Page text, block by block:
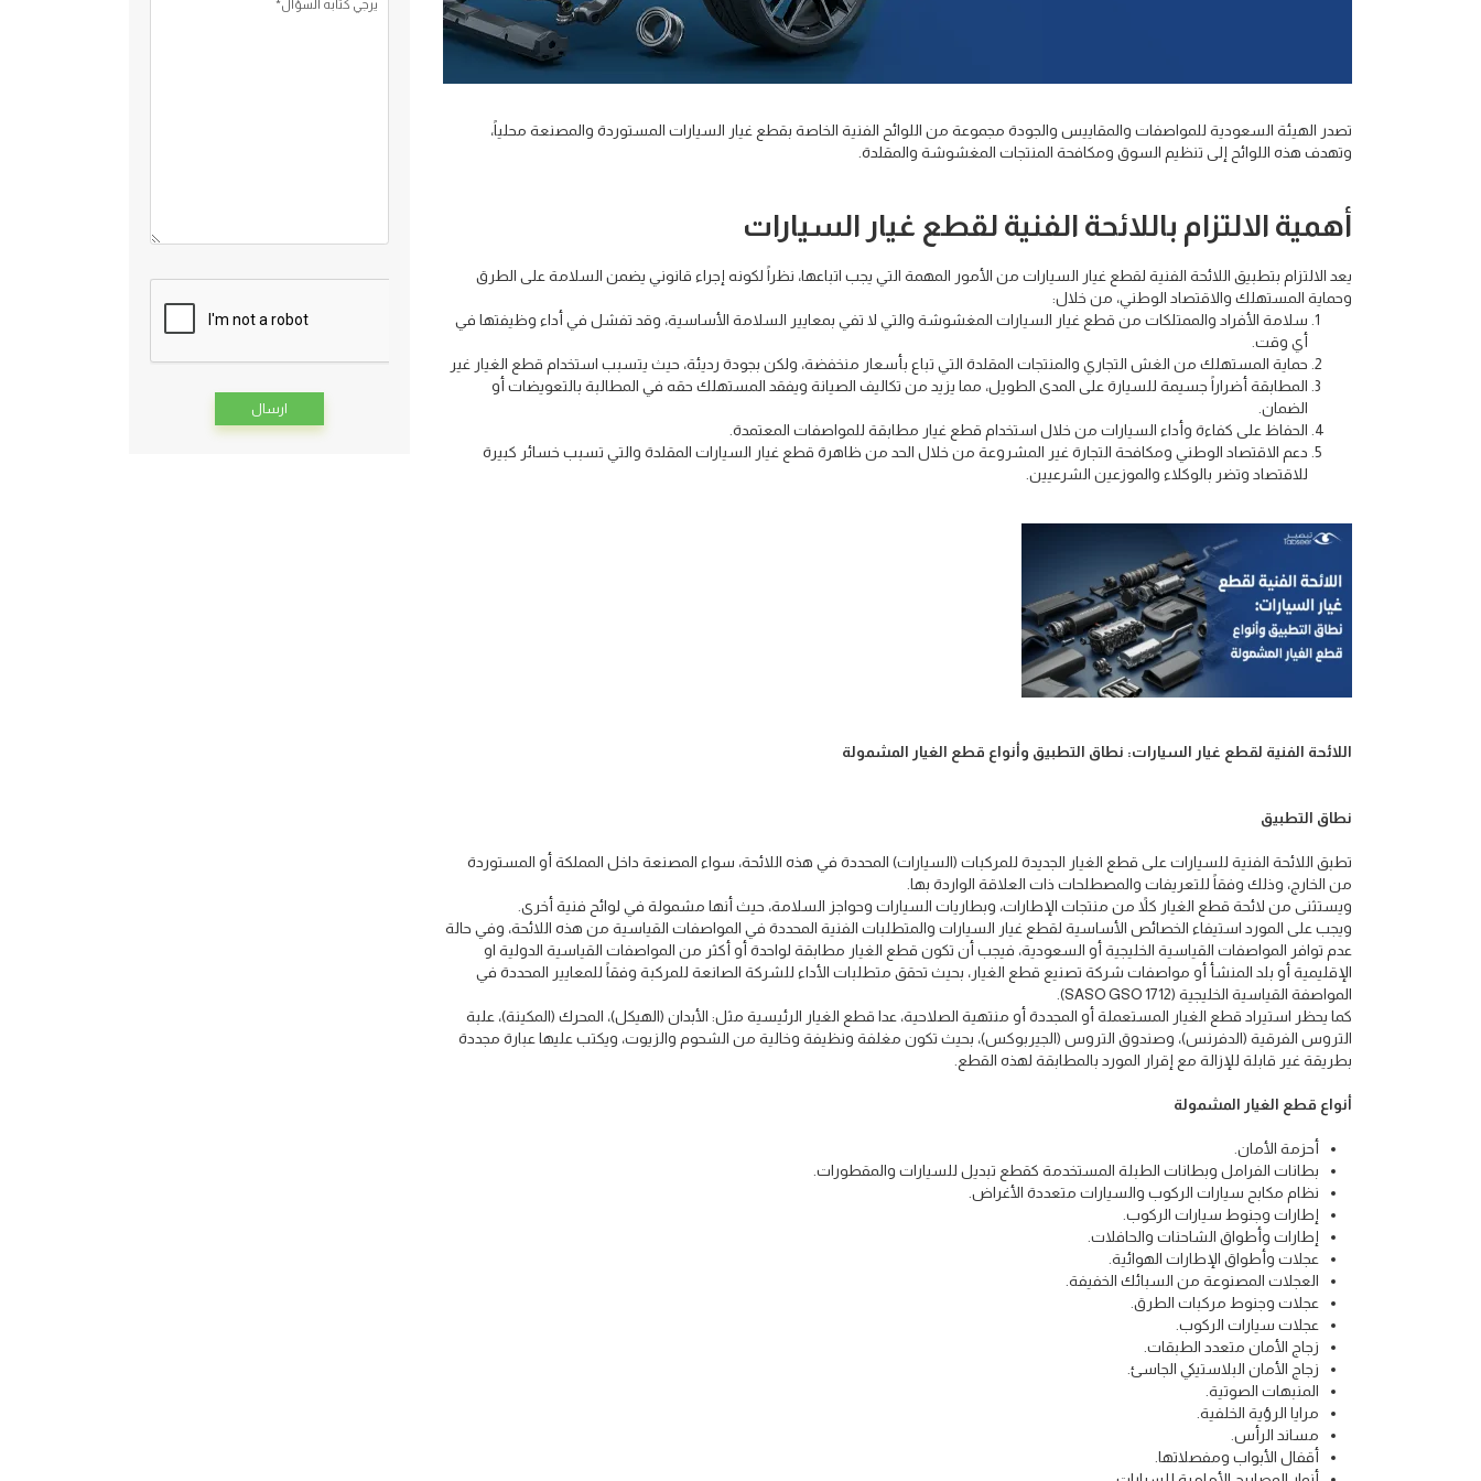
تصدر الهيئة السعودية للمواصفات والمقاييس والجودة مجموعة من اللوائح الفنية الخاصة بقطع غيار السيارات المستوردة والمصنعة محلياً،
وتهدف هذه اللوائح إلى تنظيم السوق ومكافحة المنتجات المغشوشة والمقلدة.
أهمية الالتزام باللائحة الفنية لقطع غيار السيارات
يعد الالتزام بتطبيق اللائحة الفنية لقطع غيار السيارات من الأمور المهمة التي يجب اتباعها، نظراً لكونه إجراء قانوني يضمن السلامة على الطرق
وحماية المستهلك والاقتصاد الوطني، من خلال:
سلامة الأفراد والممتلكات من قطع غيار السيارات المغشوشة والتي لا تفي بمعايير السلامة الأساسية، وقد تفشل في أداء وظيفتها في
أي وقت.
حماية المستهلك من الغش التجاري والمنتجات المقلدة التي تباع بأسعار منخفضة، ولكن بجودة رديئة، حيث يتسبب استخدام قطع الغيار غير
المطابقة أضراراً جسيمة للسيارة على المدى الطويل، مما يزيد من تكاليف الصيانة ويفقد المستهلك حقه في المطالبة بالتعويضات أو
الضمان.
الحفاظ على كفاءة وأداء السيارات من خلال استخدام قطع غيار مطابقة للمواصفات المعتمدة.
دعم الاقتصاد الوطني ومكافحة التجارة غير المشروعة من خلال الحد من ظاهرة قطع غيار السيارات المقلدة والتي تسبب خسائر كبيرة
للاقتصاد وتضر بالوكلاء والموزعين الشرعيين.
اللائحة الفنية لقطع غيار السيارات: نطاق التطبيق وأنواع قطع الغيار المشمولة
نطاق التطبيق
تطبق اللائحة الفنية للسيارات على قطع الغيار الجديدة للمركبات (السيارات) المحددة في هذه اللائحة، سواء المصنعة داخل المملكة أو المستوردة
من الخارج، وذلك وفقاً للتعريفات والمصطلحات ذات العلاقة الواردة بها.
ويستثنى من لائحة قطع الغيار كلاً من منتجات الإطارات، وبطاريات السيارات وحواجز السلامة، حيث أنها مشمولة في لوائح فنية أخرى.
ويجب على المورد استيفاء الخصائص الأساسية لقطع غيار السيارات والمتطلبات الفنية المحددة في المواصفات القياسية من هذه اللائحة، وفي حالة
عدم توافر المواصفات القياسية الخليجية أو السعودية، فيجب أن تكون قطع الغيار مطابقة لواحدة أو أكثر من المواصفات القياسية الدولية او
الإقليمية أو بلد المنشأ أو مواصفات شركة تصنيع قطع الغيار، بحيث تحقق متطلبات الأداء للشركة الصانعة للمركبة وفقاً للمعايير المحددة في
المواصفة القياسية الخليجية (SASO GSO 1712).
كما يحظر استيراد قطع الغيار المستعملة أو المجددة أو منتهية الصلاحية، عدا قطع الغيار الرئيسية مثل: الأبدان (الهيكل)، المحرك (المكينة)، علبة
التروس الفرقية (الدفرنس)، وصندوق التروس (الجيربوكس)، بحيث تكون مغلفة ونظيفة وخالية من الشحوم والزيوت، ويكتب عليها عبارة مجددة
بطريقة غير قابلة للإزالة مع إقرار المورد بالمطابقة لهذه القطع.
أنواع قطع الغيار المشمولة
أحزمة الأمان.
بطانات الفرامل وبطانات الطبلة المستخدمة كقطع تبديل للسيارات والمقطورات.
نظام مكابح سيارات الركوب والسيارات متعددة الأغراض.
إطارات وجنوط سيارات الركوب.
إطارات وأطواق الشاحنات والحافلات.
عجلات وأطواق الإطارات الهوائية.
العجلات المصنوعة من السبائك الخفيفة.
عجلات وجنوط مركبات الطرق.
عجلات سيارات الركوب.
زجاج الأمان متعدد الطبقات.
زجاج الأمان البلاستيكي الجاسئ.
المنبهات الصوتية.
مرايا الرؤية الخلفية.
مساند الرأس.
أقفال الأبواب ومفصلاتها.
يرجي كتابه السؤال*